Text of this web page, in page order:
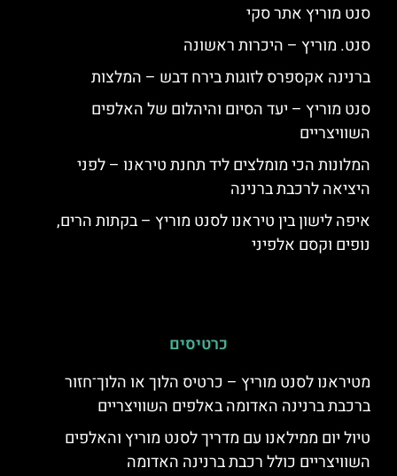
סנט מוריץ אתר סקי
סנט. מוריץ – היכרות ראשונה
ברנינה אקספרס לזוגות בירח דבש – המלצות
סנט מוריץ – יעד הסיום והיהלום של האלפים
השוויצריים
המלונות הכי מומלצים ליד תחנת טיראנו – לפני
היציאה לרכבת ברנינה
איפה לישון בין טיראנו לסנט מוריץ – בקתות הרים,
נופים וקסם אלפיני
כרטיסים
מטיראנו לסנט מוריץ – כרטיס הלוך או הלוך־חזור
ברכבת ברנינה האדומה באלפים השוויצריים
טיול יום ממילאנו עם מדריך לסנט מוריץ והאלפים
השוויצריים כולל רכבת ברנינה האדומה